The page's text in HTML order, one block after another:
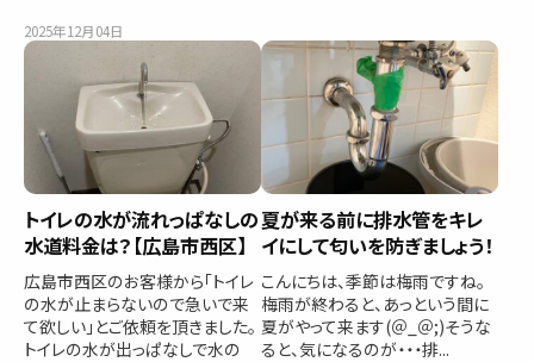
2025年12月04日
トイレの水が流れっぱなしの
水道料金は？【広島市西区】
広島市西区のお客様から「トイレ
の水が止まらないので急いで来
て欲しい」とご依頼を頂きました。
トイレの水が出っぱなしで水の
夏が来る前に排水管をキレ
イにして匂いを防ぎましょう！
こんにちは、季節は梅雨ですね。
梅雨が終わると、あっという間に
夏がやって来ます(＠_＠;)そうな
ると、気になるのが・・・排...